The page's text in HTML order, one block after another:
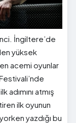
İngiltere’de
yüksek
acemi oyunlar
atmış
ilk oyunun
yazdığı bu